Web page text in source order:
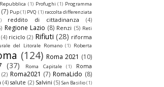
(1) Profughi (1) Programma
(7) Pup(1) PVQ (1) raccolta differenziata
reddito di cittadinanza
(4)
Regione Lazio (8) Renzi (5) Reti
(4) riciclo (2) Rifiuti (28) riforma
del Litorale Romano (1) Roberta
(124) Roma 2021 (10)
(37) Roma Capitale (1)
Roma
(2) Roma2021 (7) RomaLido (8)
(4) salute (2) Salvini (5) San Basilio(1)